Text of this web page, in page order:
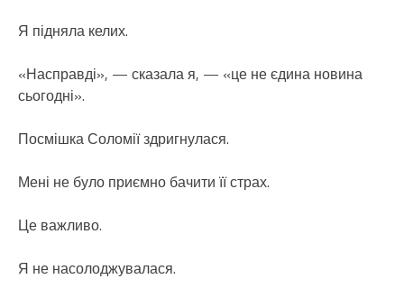
Я підняла келих.
«Насправді», — сказала я, — «це не єдина новина
сьогодні».
Посмішка Соломії здригнулася.
Мені не було приємно бачити її страх.
Це важливо.
Я не насолоджувалася.